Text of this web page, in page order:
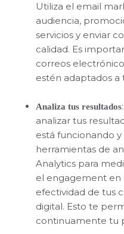
Utiliza el email
audiencia,
servicios y enviar
calidad. Es
correos
estén adaptados a
Analiza tus resultados
analizar tus
está funcionando
herramientas de
Analytics para
el engagement en
efectividad de tus
digital. Esto te
continuamente tu